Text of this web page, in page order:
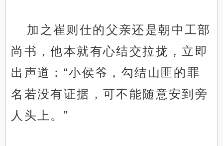
加之崔则仕的父亲还是朝中工部
尚书，他本就有心结交拉拢，立即
出声道：“小侯爷，勾结山匪的罪
名若没有证据，可不能随意安到旁
人头上。”